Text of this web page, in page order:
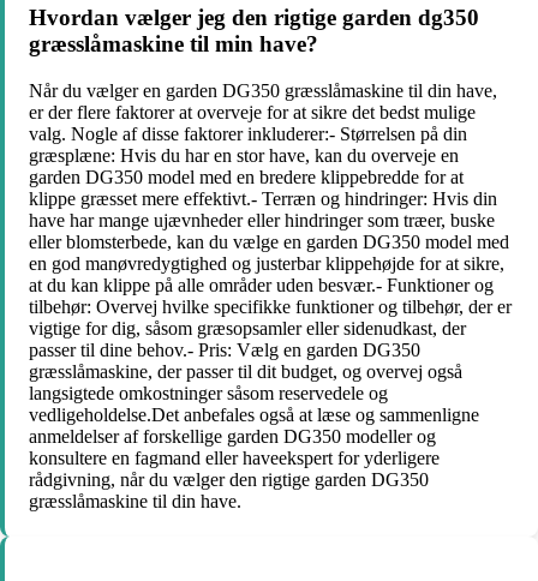
Hvordan vælger jeg den rigtige garden dg350
græsslåmaskine til min have?
Når du vælger en garden DG350 græsslåmaskine til din have,
er der flere faktorer at overveje for at sikre det bedst mulige
valg. Nogle af disse faktorer inkluderer:- Størrelsen på din
græsplæne: Hvis du har en stor have, kan du overveje en
garden DG350 model med en bredere klippebredde for at
klippe græsset mere effektivt.- Terræn og hindringer: Hvis din
have har mange ujævnheder eller hindringer som træer, buske
eller blomsterbede, kan du vælge en garden DG350 model med
en god manøvredygtighed og justerbar klippehøjde for at sikre,
at du kan klippe på alle områder uden besvær.- Funktioner og
tilbehør: Overvej hvilke specifikke funktioner og tilbehør, der er
vigtige for dig, såsom græsopsamler eller sidenudkast, der
passer til dine behov.- Pris: Vælg en garden DG350
græsslåmaskine, der passer til dit budget, og overvej også
langsigtede omkostninger såsom reservedele og
vedligeholdelse.Det anbefales også at læse og sammenligne
anmeldelser af forskellige garden DG350 modeller og
konsultere en fagmand eller haveekspert for yderligere
rådgivning, når du vælger den rigtige garden DG350
græsslåmaskine til din have.